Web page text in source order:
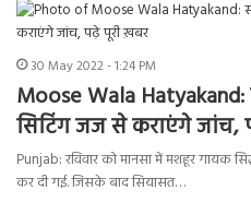
30 May 2022 - 1:24 PM
Moose Wala
सिटिंग जज से कराएंगे जांच,
Punjab: रविवार को मानसा में मशहूर गायक
कर दी गई. जिसके बाद सियासत…